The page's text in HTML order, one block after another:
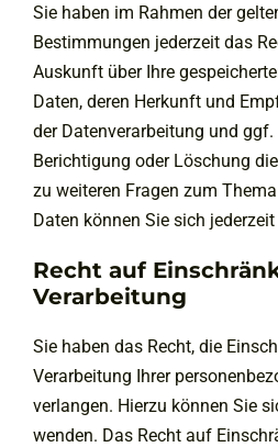
Sie haben im Rahmen der
Bestimmungen jederzeit das
Auskunft über Ihre
Daten, deren Herkunft und
der Datenverarbeitung und
Berichtigung oder Löschung
zu weiteren Fragen zum
Daten können Sie sich
Recht auf
Verarbeitung
Sie haben das Recht, die
Verarbeitung Ihrer
verlangen. Hierzu können Sie
wenden. Das Recht auf